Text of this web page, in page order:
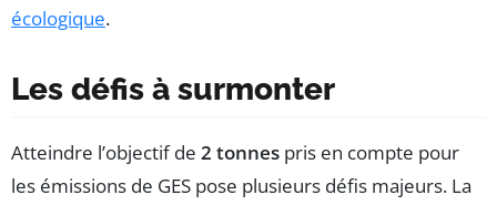
écologique.
Les défis à surmonter
Atteindre l’objectif de 2 tonnes pris en compte pour
les émissions de GES pose plusieurs défis majeurs. La